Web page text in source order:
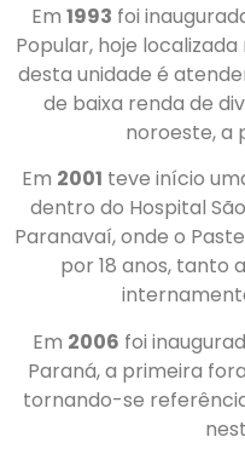
Em 1993 foi
Popular, hoje
desta unidade é
de baixa renda de
noroeste, a
Em 2001 teve início
dentro do Hospital
Paranavaí, onde o
por 18 anos, tanto
Em 2006 foi
Paraná, a primeira
tornando-se